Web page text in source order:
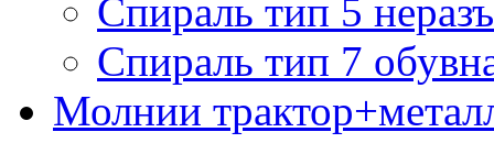
Спираль тип 5
Спираль тип 7
Молнии